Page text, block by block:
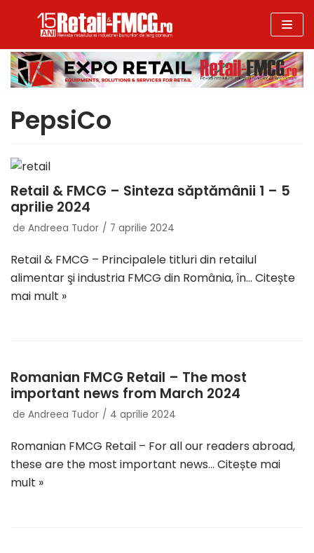
la
conținut
PepsiCo
Retail & FMCG – Sinteza săptămânii 1 – 5
aprilie 2024
de Andreea Tudor 7 aprilie 2024
Retail & FMCG – Principalele titluri din retailul
alimentar şi industria FMCG din România, în… Citește
mai mult »
Romanian FMCG Retail – The most
important news from March 2024
de Andreea Tudor 4 aprilie 2024
Romanian FMCG Retail – For all our readers abroad,
these are the most important news… Citește mai
mult »